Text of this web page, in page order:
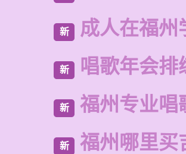
新 成人在福州
新 唱歌年会排
新 福州专业唱
新 福州哪里买